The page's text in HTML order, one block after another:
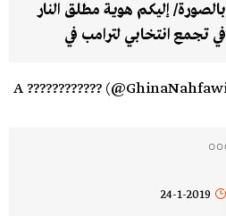
بالصورة/ إليكم هوية مطلق النار
في تجمع انتخابي لترامب في
24-1-2019